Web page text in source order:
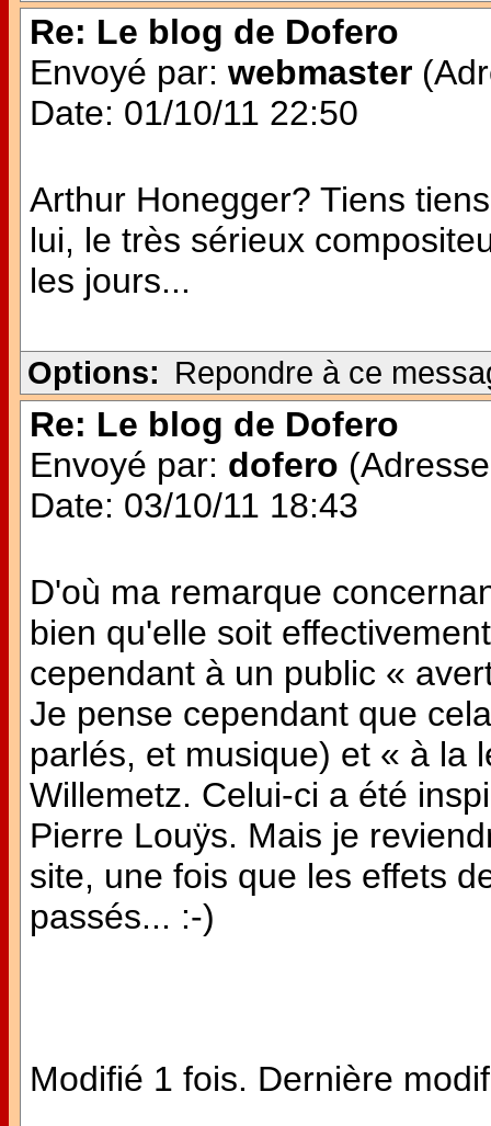
Re: Le blog de Dofero
Envoyé par: webmaster
Date: 01/10/11 22:50
Arthur Honegger? Tiens
lui, le très sérieux
les jours...
Options: Repondre à ce
Re: Le blog de Dofero
Envoyé par: dofero
Date: 03/10/11 18:43
D'où ma remarque
bien qu'elle soit
cependant à un public «
Je pense cependant que
parlés, et musique) et « à la
Willemetz. Celui-ci a été
Pierre Louÿs. Mais je
site, une fois que les effets
passés... :-)
Modifié 1 fois. Dernière